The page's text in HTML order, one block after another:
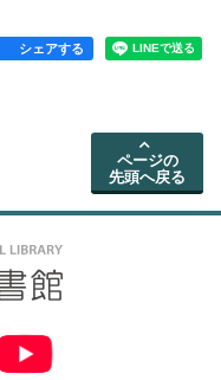
シェアする
ページの
先頭へ戻る